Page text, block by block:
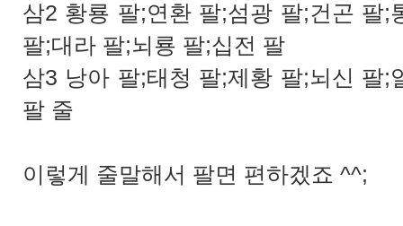
삼2 황룡 팔;연환 팔;섬광 팔;건곤 팔;
팔;대라 팔;뇌룡 팔;십전 팔
삼3 낭아 팔;태청 팔;제황 팔;뇌신 팔;
팔 줄
이렇게 줄말해서 팔면 편하겠죠 ^^;